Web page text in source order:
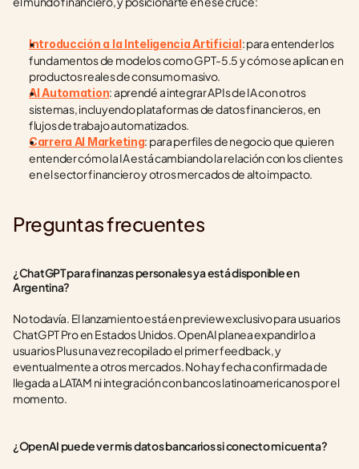
Introducción a la Inteligencia Artificial: para entender los
fundamentos de modelos como GPT-5.5 y cómo se aplican en
productos reales de consumo masivo.
AI Automation: aprendé a integrar APIs de IA con otros
sistemas, incluyendo plataformas de datos financieros, en
flujos de trabajo automatizados.
Carrera AI Marketing: para perfiles de negocio que quieren
entender cómo la IA está cambiando la relación con los clientes
en el sector financiero y otros mercados de alto impacto.
Preguntas frecuentes
¿ChatGPT para finanzas personales ya está disponible en
Argentina?
No todavía. El lanzamiento está en preview exclusivo para usuarios
ChatGPT Pro en Estados Unidos. OpenAI planea expandirlo a
usuarios Plus una vez recopilado el primer feedback, y
eventualmente a otros mercados. No hay fecha confirmada de
llegada a LATAM ni integración con bancos latinoamericanos por el
momento.
¿OpenAI puede ver mis datos bancarios si conecto mi cuenta?